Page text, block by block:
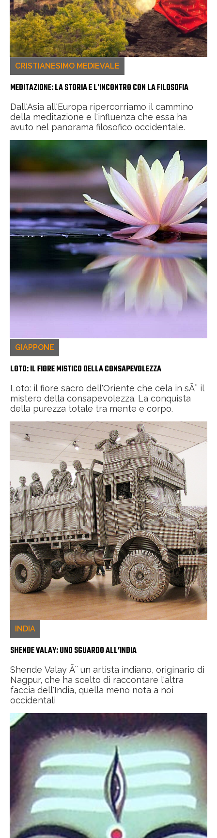
CRISTIANESIMO MEDIEVALE
MEDITAZIONE: LA STORIA E L’INCONTRO CON LA FILOSOFIA
Dall'Asia all'Europa ripercorriamo il cammino
della meditazione e l'influenza che essa ha
avuto nel panorama filosofico occidentale.
GIAPPONE
LOTO: IL FIORE MISTICO DELLA CONSAPEVOLEZZA
Loto: il fiore sacro dell'Oriente che cela in sÃ¨ il
mistero della consapevolezza. La conquista
della purezza totale tra mente e corpo.
INDIA
SHENDE VALAY: UNO SGUARDO ALL’INDIA
Shende Valay Ã¨ un artista indiano, originario di
Nagpur, che ha scelto di raccontare l'altra
faccia dell'India, quella meno nota a noi
occidentali